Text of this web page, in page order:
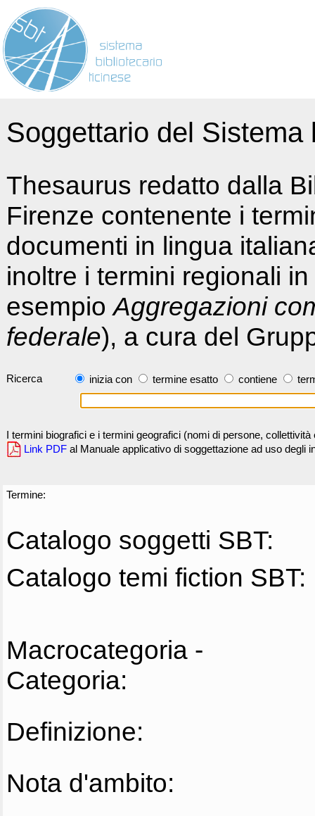
Soggettario del
Thesaurus redatto dalla
Firenze contenente i
documenti in lingua
inoltre i termini regionali
esempioAggregazioni
federale), a cura del
Ricerca inizia con termine esatto contiene
I termini biografici e i termini geografici (nomi di persone,
Link PDF al Manuale applicativo di soggettazione ad uso degli
Termine:
Catalogo soggetti SBT:
Catalogo temi fiction SBT:
Macrocategoria -
Categoria:
Definizione:
Nota d'ambito: